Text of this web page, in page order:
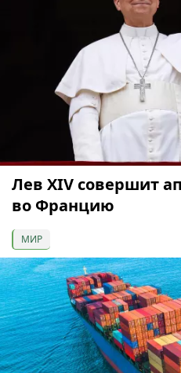
Лев XIV совершит
во Францию
МИР